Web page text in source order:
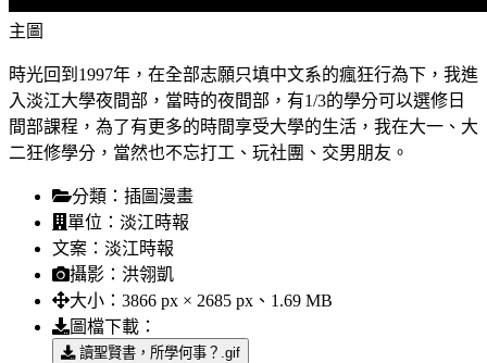
主圖
時光回到1997年，在全部志願只填中文系的瘋狂行為下，我進
入淡江大學夜間部，當時的夜間部，有1/3的學分可以選修日
間部課程，為了有更多的時間享受大學的生活，我在大一、大
二狂修學分，當然也不忘打工、玩社團、交男朋友。
分類： 插圖漫畫
單位： 淡江時報
文案： 淡江時報
攝影： 洪翎凱
大小： 3866 px × 2685 px、1.69 MB
圖檔下載：
讀聖賢書，所學何事？.gif